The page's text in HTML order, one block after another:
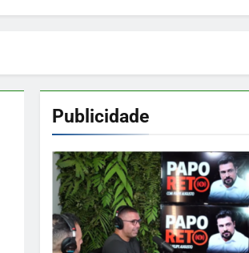
Publicidade